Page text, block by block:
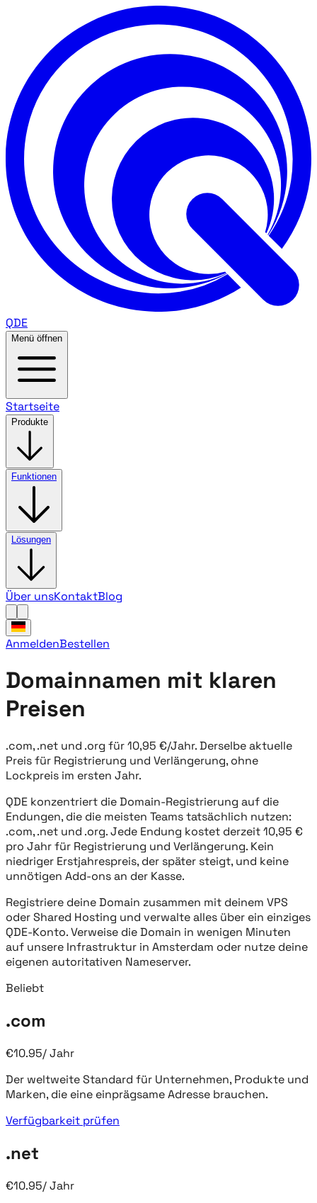
QDE
Menü öffnen
Startseite
Produkte
Funktionen
Lösungen
Über unsKontaktBlog
AnmeldenBestellen
Domainnamen mit klaren
Preisen
.com, .net und .org für 10,95 €/Jahr. Derselbe aktuelle
Preis für Registrierung und Verlängerung, ohne
Lockpreis im ersten Jahr.
QDE konzentriert die Domain-Registrierung auf die
Endungen, die die meisten Teams tatsächlich nutzen:
.com, .net und .org. Jede Endung kostet derzeit 10,95 €
pro Jahr für Registrierung und Verlängerung. Kein
niedriger Erstjahrespreis, der später steigt, und keine
unnötigen Add-ons an der Kasse.
Registriere deine Domain zusammen mit deinem VPS
oder Shared Hosting und verwalte alles über ein einziges
QDE-Konto. Verweise die Domain in wenigen Minuten
auf unsere Infrastruktur in Amsterdam oder nutze deine
eigenen autoritativen Nameserver.
Beliebt
.com
€10.95/Jahr
Der weltweite Standard für Unternehmen, Produkte und
Marken, die eine einprägsame Adresse brauchen.
Verfügbarkeit prüfen
.net
€10.95/Jahr